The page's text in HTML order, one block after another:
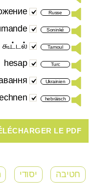
Russe
Soninké
Tamoul
கூட்டல்
Turc
hesap
Ukrainien
hebräisch
חטיבה יסודי